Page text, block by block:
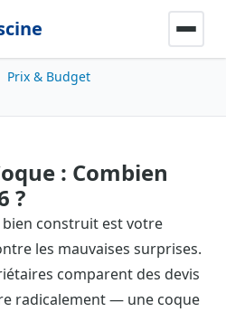
Prix & Budget
: Combien
?
bien construit est votre
les mauvaises surprises.
comparent des devis
radicalement — une coque